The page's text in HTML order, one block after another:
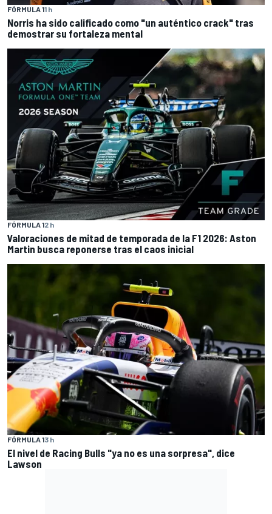
FÓRMULA 11 h
Norris ha sido calificado como "un auténtico crack" tras
demostrar su fortaleza mental
FÓRMULA 12 h
Valoraciones de mitad de temporada de la F1 2026: Aston
Martin busca reponerse tras el caos inicial
FÓRMULA 13 h
El nivel de Racing Bulls "ya no es una sorpresa", dice
Lawson